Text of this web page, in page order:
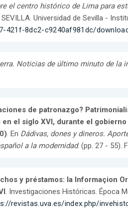
el centro histórico de Lima para
Universidad de Sevilla -
421f-8dc2-c9240af981dc/download
Noticias de último minuto de la
de patronazgo?
el siglo XVI, durante el
. En Dádivas, dones y dineros.
a la modernidad. (pp. 27 - 55).
y préstamos: la Informaçion
. Investigaciones Históricas. Época
revistas.uva.es/index.php/